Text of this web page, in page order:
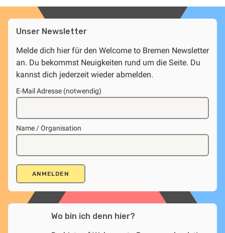
Unser Newsletter
Melde dich hier für den Welcome to Bremen Newsletter
an. Du bekommst Neuigkeiten rund um die Seite. Du
kannst dich jederzeit wieder abmelden.
E-Mail Adresse (notwendig)
Name / Organisation
Wo bin ich denn hier?